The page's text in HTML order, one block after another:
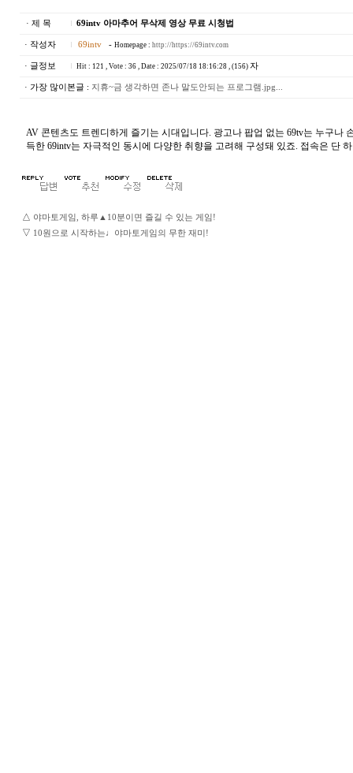
· 제 목 69intv 아마추어 무삭제 영상 무료 시청법
· 작성자 69intv- Homepage : http://https://69intv.com
· 글정보 Hit : 121 , Vote : 36 , Date : 2025/07/18 18:16:28 , (156) 자
· 가장 많이본글 : 지휴~금 생각하면 존나 말도안되는 프로그램.jpg...
AV 콘텐츠도 트렌디하게 즐기는 시대입니다. 광고나 팝업 없는 69tv는 누구
득한 69intv는 자극적인 동시에 다양한 취향을 고려해 구성돼 있죠. 접속은 단
△ 야마토게임, 하루▲10분이면 즐길 수 있는 게임!
▽ 10원으로 시작하는♩야마토게임의 무한 재미!